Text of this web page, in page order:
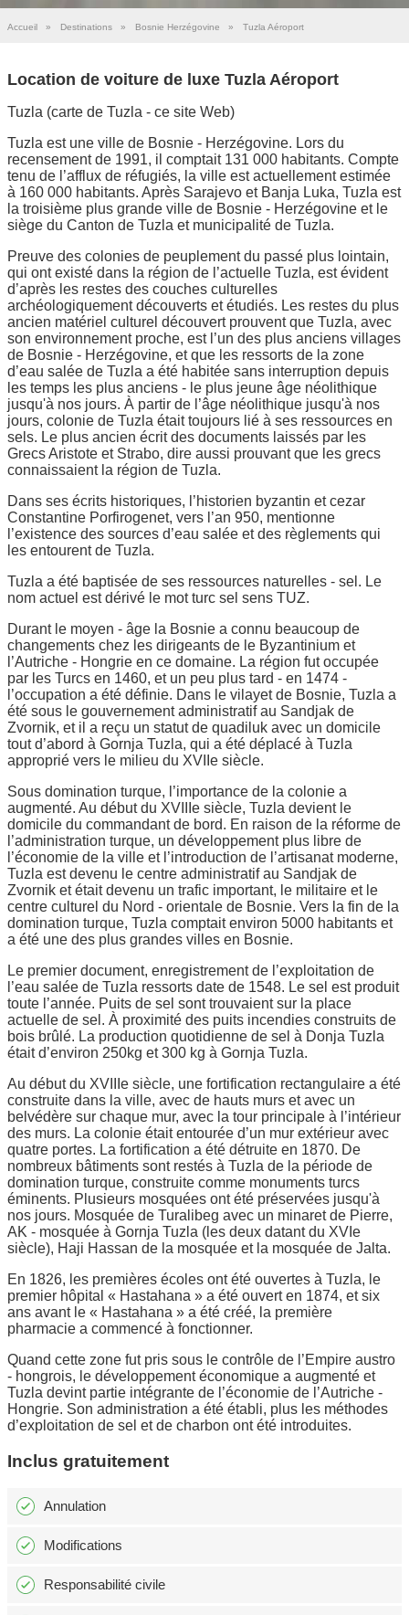
Accueil » Destinations » Bosnie Herzégovine » Tuzla Aéroport
Location de voiture de luxe Tuzla Aéroport
Tuzla (carte de Tuzla - ce site Web)
Tuzla est une ville de Bosnie - Herzégovine. Lors du
recensement de 1991, il comptait 131 000 habitants. Compte
tenu de l’afflux de réfugiés, la ville est actuellement estimée
à 160 000 habitants. Après Sarajevo et Banja Luka, Tuzla est
la troisième plus grande ville de Bosnie - Herzégovine et le
siège du Canton de Tuzla et municipalité de Tuzla.
Preuve des colonies de peuplement du passé plus lointain,
qui ont existé dans la région de l’actuelle Tuzla, est évident
d’après les restes des couches culturelles
archéologiquement découverts et étudiés. Les restes du plus
ancien matériel culturel découvert prouvent que Tuzla, avec
son environnement proche, est l’un des plus anciens villages
de Bosnie - Herzégovine, et que les ressorts de la zone
d’eau salée de Tuzla a été habitée sans interruption depuis
les temps les plus anciens - le plus jeune âge néolithique
jusqu'à nos jours. À partir de l’âge néolithique jusqu'à nos
jours, colonie de Tuzla était toujours lié à ses ressources en
sels. Le plus ancien écrit des documents laissés par les
Grecs Aristote et Strabo, dire aussi prouvant que les grecs
connaissaient la région de Tuzla.
Dans ses écrits historiques, l’historien byzantin et cezar
Constantine Porfirogenet, vers l’an 950, mentionne
l’existence des sources d’eau salée et des règlements qui
les entourent de Tuzla.
Tuzla a été baptisée de ses ressources naturelles - sel. Le
nom actuel est dérivé le mot turc sel sens TUZ.
Durant le moyen - âge la Bosnie a connu beaucoup de
changements chez les dirigeants de le Byzantinium et
l’Autriche - Hongrie en ce domaine. La région fut occupée
par les Turcs en 1460, et un peu plus tard - en 1474 -
l’occupation a été définie. Dans le vilayet de Bosnie, Tuzla a
été sous le gouvernement administratif au Sandjak de
Zvornik, et il a reçu un statut de quadiluk avec un domicile
tout d’abord à Gornja Tuzla, qui a été déplacé à Tuzla
approprié vers le milieu du XVIIe siècle.
Sous domination turque, l’importance de la colonie a
augmenté. Au début du XVIIIe siècle, Tuzla devient le
domicile du commandant de bord. En raison de la réforme de
l’administration turque, un développement plus libre de
l’économie de la ville et l’introduction de l’artisanat moderne,
Tuzla est devenu le centre administratif au Sandjak de
Zvornik et était devenu un trafic important, le militaire et le
centre culturel du Nord - orientale de Bosnie. Vers la fin de la
domination turque, Tuzla comptait environ 5000 habitants et
a été une des plus grandes villes en Bosnie.
Le premier document, enregistrement de l’exploitation de
l’eau salée de Tuzla ressorts date de 1548. Le sel est produit
toute l’année. Puits de sel sont trouvaient sur la place
actuelle de sel. À proximité des puits incendies construits de
bois brûlé. La production quotidienne de sel à Donja Tuzla
était d’environ 250kg et 300 kg à Gornja Tuzla.
Au début du XVIIIe siècle, une fortification rectangulaire a été
construite dans la ville, avec de hauts murs et avec un
belvédère sur chaque mur, avec la tour principale à l’intérieur
des murs. La colonie était entourée d’un mur extérieur avec
quatre portes. La fortification a été détruite en 1870. De
nombreux bâtiments sont restés à Tuzla de la période de
domination turque, construite comme monuments turcs
éminents. Plusieurs mosquées ont été préservées jusqu'à
nos jours. Mosquée de Turalibeg avec un minaret de Pierre,
AK - mosquée à Gornja Tuzla (les deux datant du XVIe
siècle), Haji Hassan de la mosquée et la mosquée de Jalta.
En 1826, les premières écoles ont été ouvertes à Tuzla, le
premier hôpital « Hastahana » a été ouvert en 1874, et six
ans avant le « Hastahana » a été créé, la première
pharmacie a commencé à fonctionner.
Quand cette zone fut pris sous le contrôle de l’Empire austro
- hongrois, le développement économique a augmenté et
Tuzla devint partie intégrante de l’économie de l’Autriche -
Hongrie. Son administration a été établi, plus les méthodes
d’exploitation de sel et de charbon ont été introduites.
Inclus gratuitement
Annulation
Modifications
Responsabilité civile